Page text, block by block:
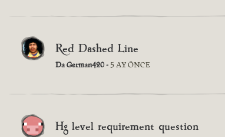
Red Dashed Line
Da German420 -5 AY ÖNCE
Hg level requirement question